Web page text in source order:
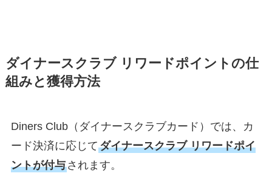
ダイナースクラブ リワードポイントの仕
組みと獲得方法
Diners Club（ダイナースクラブカード）では、カ
ード決済に応じてダイナースクラブ リワードポイ
ントが付与されます。